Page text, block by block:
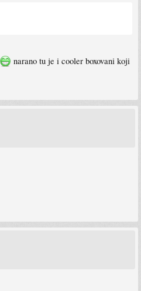
narano tu je i cooler boxovani koji